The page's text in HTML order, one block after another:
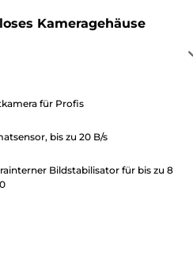
Kameragehäuse
für Profis
bis zu 20 B/s
Bildstabilisator für bis zu 8